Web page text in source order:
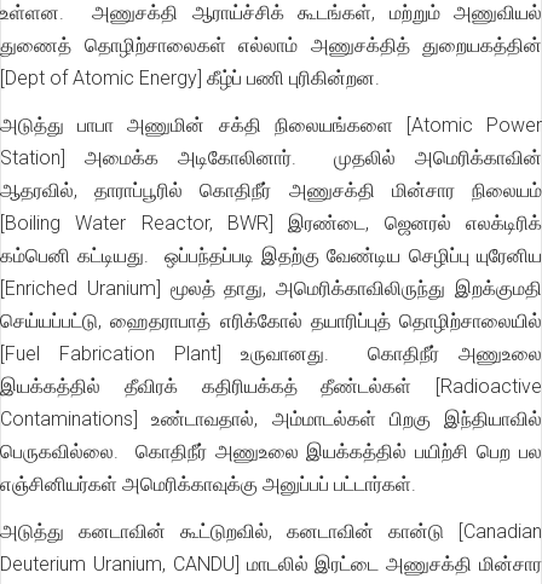
உள்ளன. அணுசக்தி ஆராய்ச்சிக் கூடங்கள், மற்றும் அணுவியல்
துணைத் தொழிற்சாலைகள் எல்லாம் அணுசக்தித் துறையகத்தின்
[Dept of Atomic Energy] கீழ்ப் பணி புரிகின்றன.
அடுத்து பாபா அணுமின் சக்தி நிலையங்களை [Atomic Power
Station] அமைக்க அடிகோலினார். முதலில் அமெரிக்காவின்
ஆதரவில், தாராப்பூரில் கொதிநீர் அணுசக்தி மின்சார நிலையம்
[Boiling Water Reactor, BWR] இரண்டை, ஜெனரல் எலக்டிரிக்
கம்பெனி கட்டியது. ஒப்பந்தப்படி இதற்கு வேண்டிய செழிப்பு யுரேனிய
[Enriched Uranium] மூலத் தாது, அமெரிக்காவிலிருந்து இறக்குமதி
செய்யப்பட்டு, ஹைதராபாத் எரிக்கோல் தயாரிப்புத் தொழிற்சாலையில்
[Fuel Fabrication Plant] உருவானது. கொதிநீர் அணுஉலை
இயக்கத்தில் தீவிரக் கதிரியக்கத் தீண்டல்கள் [Radioactive
Contaminations] உண்டாவதால், அம்மாடல்கள் பிறகு இந்தியாவில்
பெருகவில்லை. கொதிநீர் அணுஉலை இயக்கத்தில் பயிற்சி பெற பல
எஞ்சினியர்கள் அமெரிக்காவுக்கு அனுப்பப் பட்டார்கள்.
அடுத்து கனடாவின் கூட்டுறவில், கனடாவின் கான்டு [Canadian
Deuterium Uranium, CANDU] மாடலில் இரட்டை அணுசக்தி மின்சார